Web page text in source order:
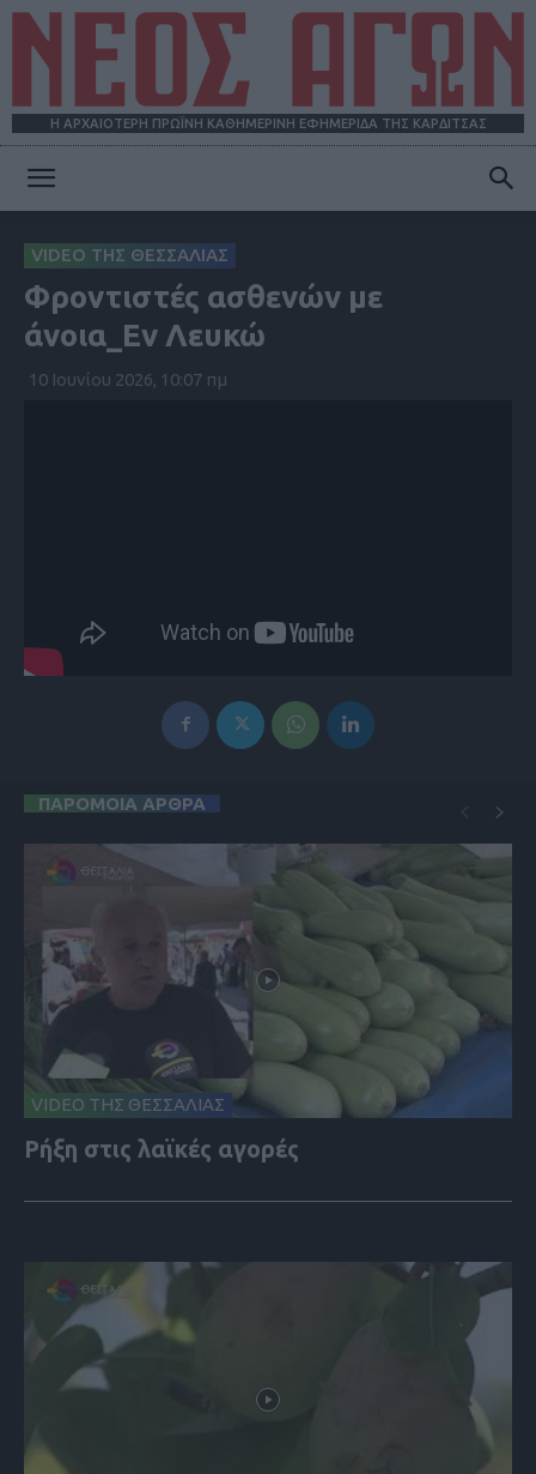
Η ΑΡΧΑΙΟΤΕΡΗ ΠΡΩΪΝΗ ΚΑΘΗΜΕΡΙΝΗ ΕΦΗΜΕΡΙΔΑ ΤΗΣ ΚΑΡΔΙΤΣΑΣ
ΑΓΩΝ
VIDEO ΤΗΣ ΘΕΣΣΑΛΙΑΣ
Φροντιστές ασθενών με
άνοια_Εν Λευκώ
10 Ιουνίου 2026, 10:07 πμ
ΠΑΡΟΜΟΙΑ ΑΡΘΡΑ
VIDEO ΤΗΣ ΘΕΣΣΑΛΙΑΣ
Ρήξη στις λαϊκές αγορές